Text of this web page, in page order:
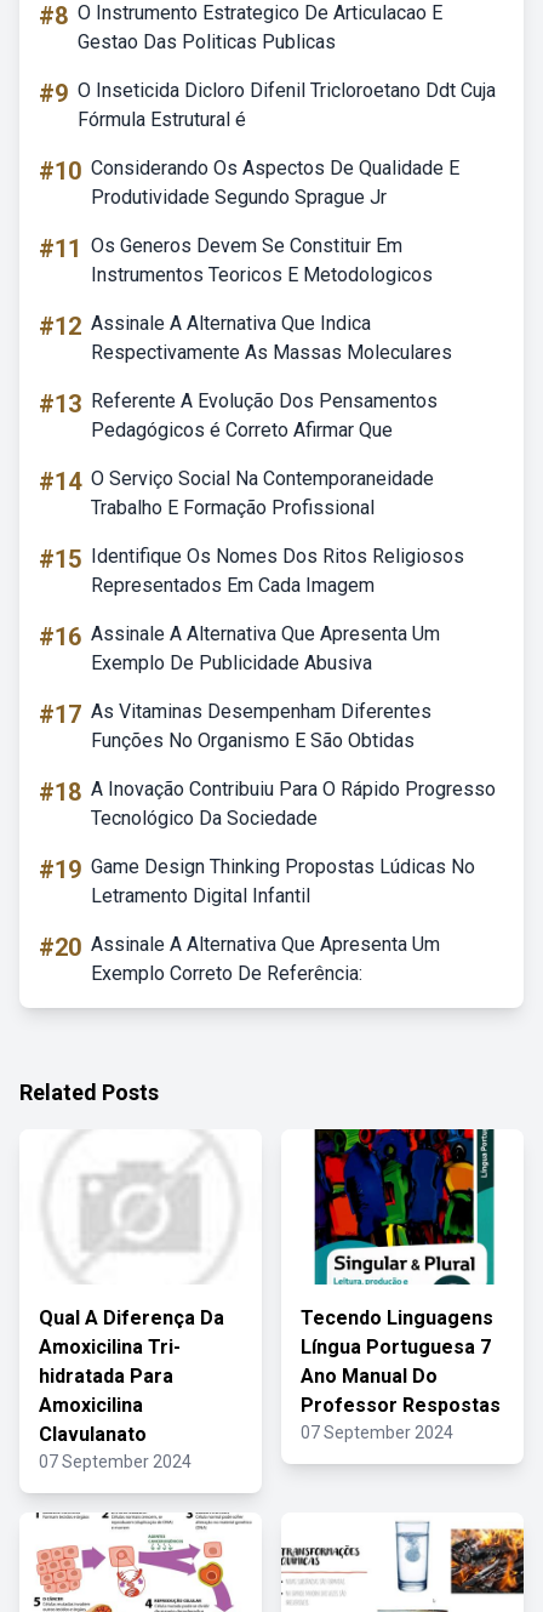
#8 O Instrumento Estrategico De Articulacao E
Gestao Das Politicas Publicas
#9 O Inseticida Dicloro Difenil Tricloroetano Ddt Cuja
Fórmula Estrutural é
#10 Considerando Os Aspectos De Qualidade E
Produtividade Segundo Sprague Jr
#11 Os Generos Devem Se Constituir Em
Instrumentos Teoricos E Metodologicos
#12 Assinale A Alternativa Que Indica
Respectivamente As Massas Moleculares
#13 Referente A Evolução Dos Pensamentos
Pedagógicos é Correto Afirmar Que
#14 O Serviço Social Na Contemporaneidade
Trabalho E Formação Profissional
#15 Identifique Os Nomes Dos Ritos Religiosos
Representados Em Cada Imagem
#16 Assinale A Alternativa Que Apresenta Um
Exemplo De Publicidade Abusiva
#17 As Vitaminas Desempenham Diferentes
Funções No Organismo E São Obtidas
#18 A Inovação Contribuiu Para O Rápido Progresso
Tecnológico Da Sociedade
#19 Game Design Thinking Propostas Lúdicas No
Letramento Digital Infantil
#20 Assinale A Alternativa Que Apresenta Um
Exemplo Correto De Referência:
Related Posts
Qual A Diferença Da
Amoxicilina Tri-
hidratada Para
Amoxicilina
Clavulanato
07 September 2024
Tecendo Linguagens
Língua Portuguesa 7
Ano Manual Do
Professor Respostas
07 September 2024